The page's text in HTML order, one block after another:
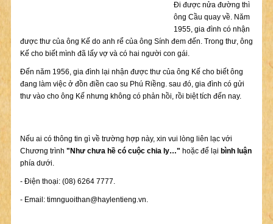
Đi được nửa đường thì
ông Cầu quay về. Năm
1955, gia đình có nhận
được thư của ông Kế do anh rể của ông Sính đem đến. Trong thư, ông
Kế cho biết mình đã lấy vợ và có hai người con gái.
Đến năm 1956, gia đình lại nhận được thư của ông Kế cho biết ông
đang làm việc ở đồn điền cao su Phú Riềng. sau đó, gia đình có gửi
thư vào cho ông Kế nhưng không có phản hồi, rồi biệt tích đến nay.
Nếu ai có thông tin gì về trường hợp này, xin vui lòng liên lạc với
Chương trình "Như chưa hề có cuộc chia ly…" hoặc để lại bình luận
phía dưới.
- Điện thoại: (08) 6264 7777.
- Email: timnguoithan@haylentieng.vn.